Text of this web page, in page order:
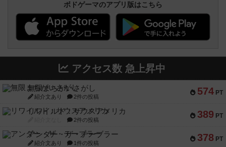
ボドゲーマのアプリ版はこちら
アクセス数 急上昇中
574 PT
無限まちがいさがし
紹介文あり 2件の投稿
389 PT
リワイルド：サウスアメリカ
2件の投稿
378 PT
アンダー・ザ・テーブラー
紹介文あり 1件の投稿